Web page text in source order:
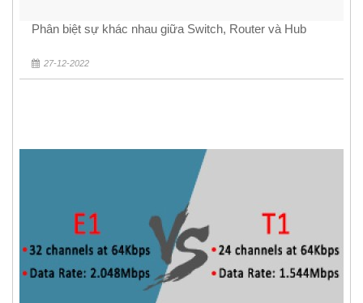
Phân biệt sự khác nhau giữa Switch, Router và Hub
27-12-2022